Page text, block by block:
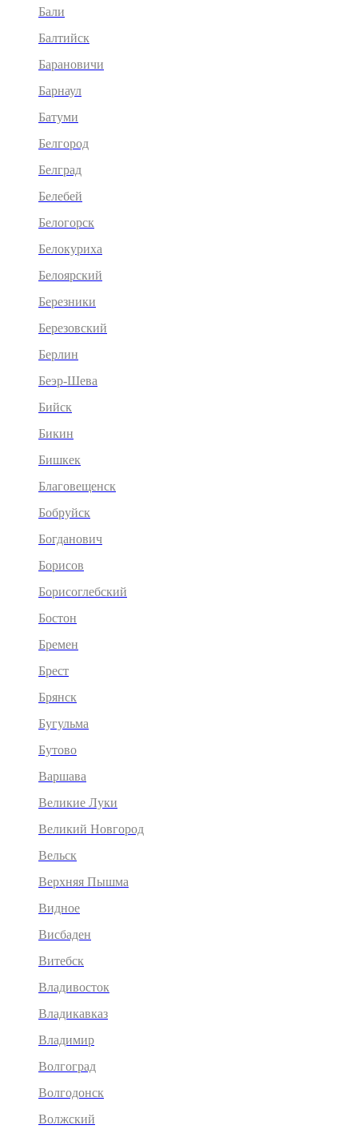
Бали
Балтийск
Барановичи
Барнаул
Батуми
Белгород
Белград
Белебей
Белогорск
Белокуриха
Белоярский
Березники
Березовский
Берлин
Беэр-Шева
Бийск
Бикин
Бишкек
Благовещенск
Бобруйск
Богданович
Борисов
Борисоглебский
Бостон
Бремен
Брест
Брянск
Бугульма
Бутово
Варшава
Великие Луки
Великий Новгород
Вельск
Верхняя Пышма
Видное
Висбаден
Витебск
Владивосток
Владикавказ
Владимир
Волгоград
Волгодонск
Волжский